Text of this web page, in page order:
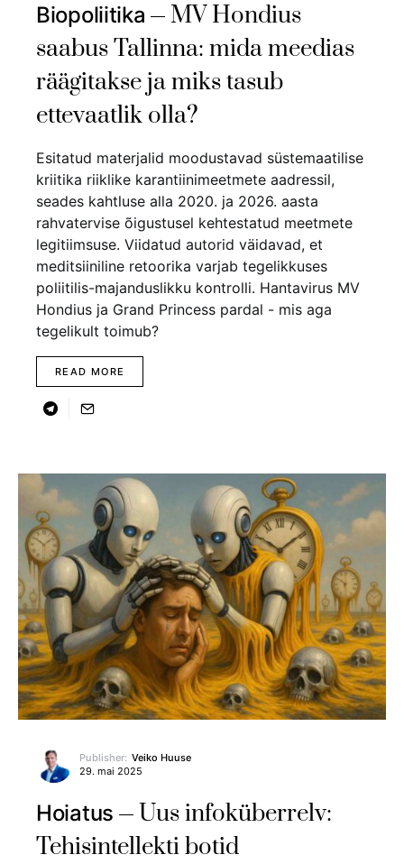
Biopoliitika
MV Hondius
saabus Tallinna: mida meedias
räägitakse ja miks tasub
ettevaatlik olla?
Esitatud materjalid moodustavad süstemaatilise
kriitika riiklike karantiinimeetmete aadressil,
seades kahtluse alla 2020. ja 2026. aasta
rahvatervise õigustusel kehtestatud meetmete
legitiimsuse. Viidatud autorid väidavad, et
meditsiiniline retoorika varjab tegelikkuses
poliitilis-majanduslikku kontrolli. Hantavirus MV
Hondius ja Grand Princess pardal - mis aga
tegelikult toimub?
READ MORE
Publisher: Veiko Huuse
29. mai 2025
Hoiatus
Uus infoküberrelv:
Tehisintellekti botid